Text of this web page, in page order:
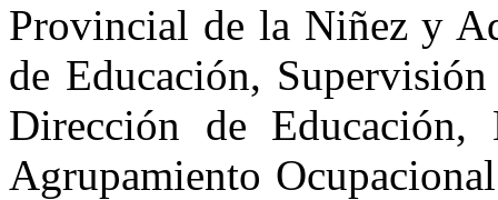
Provincial de la Niñez y
de Educación,
Dirección de
Agrupamiento